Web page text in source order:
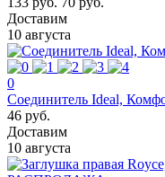
Доставим
10 августа
0
Соединитель Ideal,
46 руб.
Доставим
10 августа